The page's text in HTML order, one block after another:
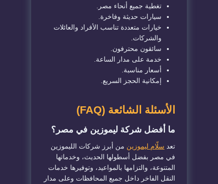
تغطية جميع أنحاء مصر.
سيارات حديثة وفاخرة.
خيارات متعددة تناسب الأفراد والعائلات
والشركات.
سائقون محترفون.
خدمة على مدار الساعة.
أسعار مناسبة.
إمكانية الحجز السريع.
الأسئلة الشائعة (FAQ)
ما أفضل شركة ليموزين في مصر؟
تعد سلّام ليموزين من أبرز شركات الليموزين
في مصر بفضل أسطولها الحديث، وخدماتها
المتنوعة، والتزامها بالمواعيد، وتوفيرها خدمات
النقل الفاخر داخل جميع المحافظات وعلى مدار